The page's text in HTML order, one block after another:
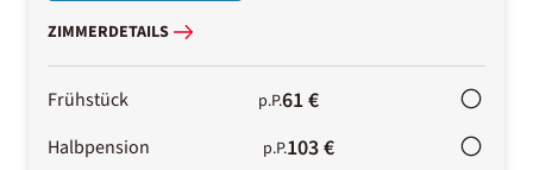
ZIMMERDETAILS
Frühstück p.P.61 €
Halbpension p.P.103 €